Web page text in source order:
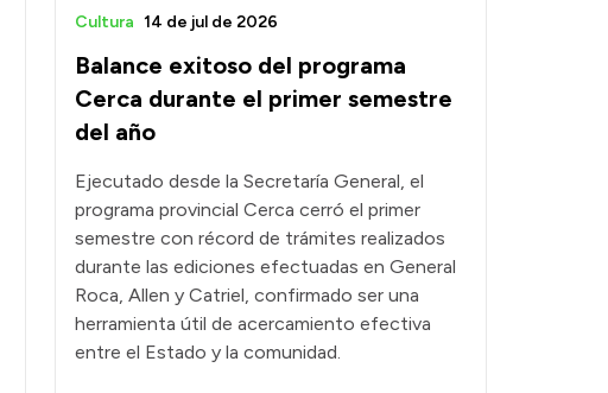
Balance exitoso del programa
Cerca durante el primer semestre
del año
Cultura 14 de jul de 2026
Ejecutado desde la Secretaría General, el
programa provincial Cerca cerró el primer
semestre con récord de trámites realizados
durante las ediciones efectuadas en General
Roca, Allen y Catriel, confirmado ser una
herramienta útil de acercamiento efectiva
entre el Estado y la comunidad.